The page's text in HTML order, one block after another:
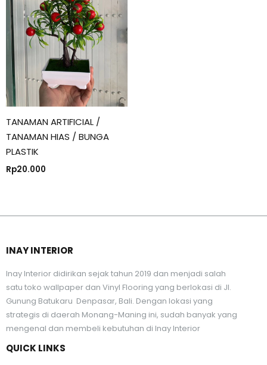
TANAMAN ARTIFICIAL /
TANAMAN HIAS / BUNGA
PLASTIK
Rp20.000
INAY INTERIOR
Inay Interior didirikan sejak tahun 2019 dan menjadi salah
satu toko wallpaper dan Vinyl Flooring yang berlokasi di Jl.
Gunung Batukaru Denpasar, Bali. Dengan lokasi yang
strategis di daerah Monang-Maning ini, sudah banyak yang
mengenal dan membeli kebutuhan di Inay Interior
QUICK LINKS